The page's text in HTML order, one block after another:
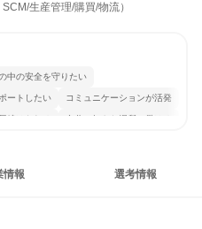
生産管理/購買/物流）
中の安全を守りたい
ートしたい コミュニケーションが活発
続けられる 自分の好きな場所で働ける
情報 選考情報